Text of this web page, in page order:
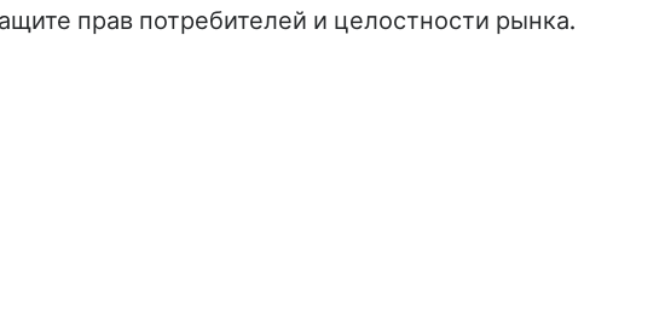
прав потребителей и целостности рынка.